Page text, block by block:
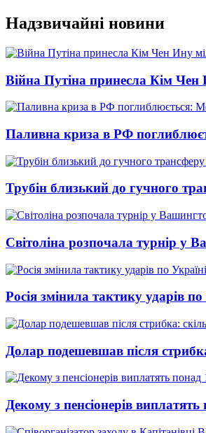
Перейти
до
вмісту
Надзвичайні новини
Війна Путіна принесла Кім
Паливна криза в РФ
Трубін близький до гучного
Світоліна розпочала турнір у
Росія змінила тактику ударів
Долар подешевшав після
Декому з пенсіонерів